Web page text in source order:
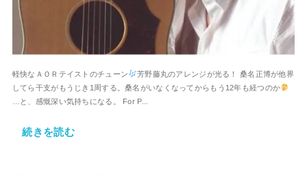
軽快なＡＯＲテイストのチューン
芳野藤丸のアレンジが光る！ 桑名正博が他界
してら干支がもうじき1周する。桑名がいなくなってからもう12年も経つのか
…と、感慨深い気持ちになる。 For P...
続きを読む